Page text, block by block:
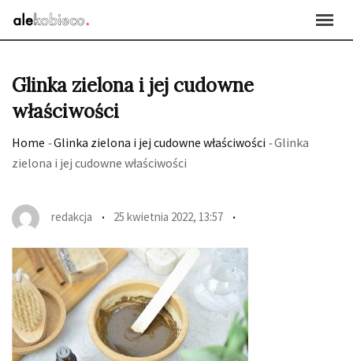
Glinka zielona i jej cudowne
właściwości
Home -Glinka zielona i jej cudowne właściwości -Glinka
zielona i jej cudowne właściwości
redakcja 25 kwietnia 2022, 13:57